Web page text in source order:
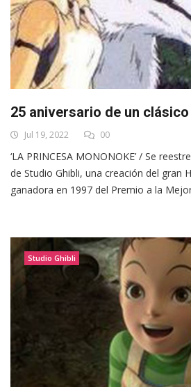
25 aniversario de un clásico
Jul 19, 2022 00
‘LA PRINCESA MONONOKE’ / Se
de Studio Ghibli, una creación del gran
ganadora en 1997 del Premio a la
Studio Ghibli